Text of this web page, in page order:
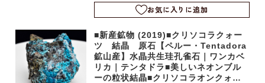
お気に入りに追加
■新産鉱物 (2019)■クリソコラクォー
ツ 結晶 原石【ペルー・Tentadora
鉱山産】水晶共生珪孔雀石｜ワンカベ
リカ｜テンタドラ■美しいネオンブル
ーの粒状結晶■クリソコラオンクォー